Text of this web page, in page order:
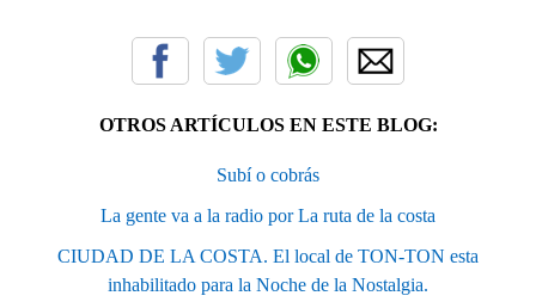
OTROS ARTÍCULOS EN ESTE BLOG:
Subí o cobrás
La gente va a la radio por La ruta de la costa
CIUDAD DE LA COSTA. El local de TON-TON esta
inhabilitado para la Noche de la Nostalgia.